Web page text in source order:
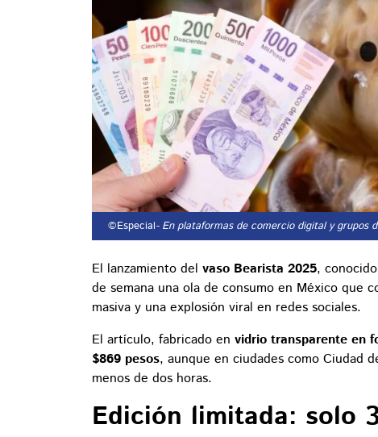
©Especial- En plataformas de comercio digital y grupos
El lanzamiento del vaso Bearista 2025,
de semana una ola de consumo en México que
masiva y una explosión viral en redes sociales.
El artículo, fabricado en vidrio transparente en
$869 pesos, aunque en ciudades como Ciudad
menos de dos horas.
Edición limitada: solo